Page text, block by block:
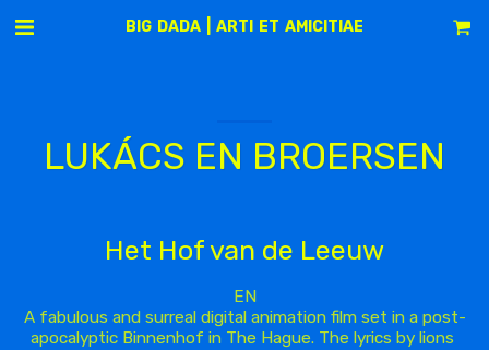
BIG DADA | ARTI ET AMICITIAE
LUKÁCS EN BROERSEN
Het Hof van de Leeuw
EN
A fabulous and surreal digital animation film set in a post-
apocalyptic Binnenhof in The Hague. The lyrics by lions